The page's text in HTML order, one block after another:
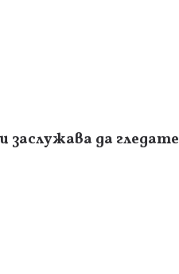
заслужава да гледате